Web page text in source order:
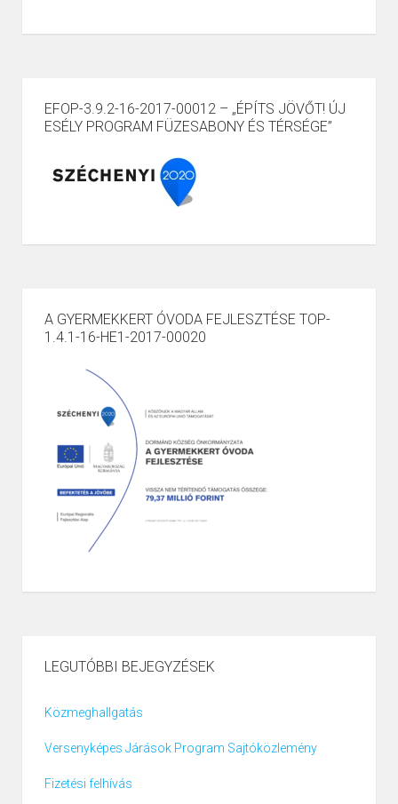
EFOP-3.9.2-16-2017-00012 – „ÉPÍTS JÖVŐT! ÚJ
ESÉLY PROGRAM FÜZESABONY ÉS TÉRSÉGE”
A GYERMEKKERT ÓVODA FEJLESZTÉSE TOP-
1.4.1-16-HE1-2017-00020
LEGUTÓBBI BEJEGYZÉSEK
Közmeghallgatás
Versenyképes Járások Program Sajtóközlemény
Fizetési felhívás